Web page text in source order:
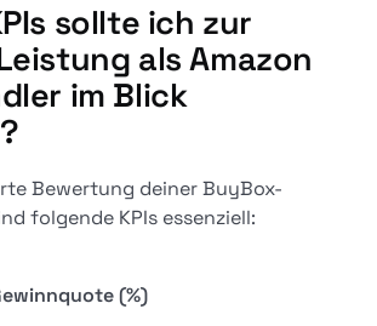
sollte ich zur
als Amazon
im Blick
Bewertung deiner BuyBox-
folgende KPIs essenziell:
(%)